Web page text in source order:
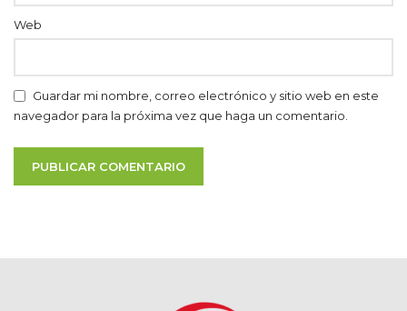
Web
Guardar mi nombre, correo electrónico y sitio web en este
navegador para la próxima vez que haga un comentario.